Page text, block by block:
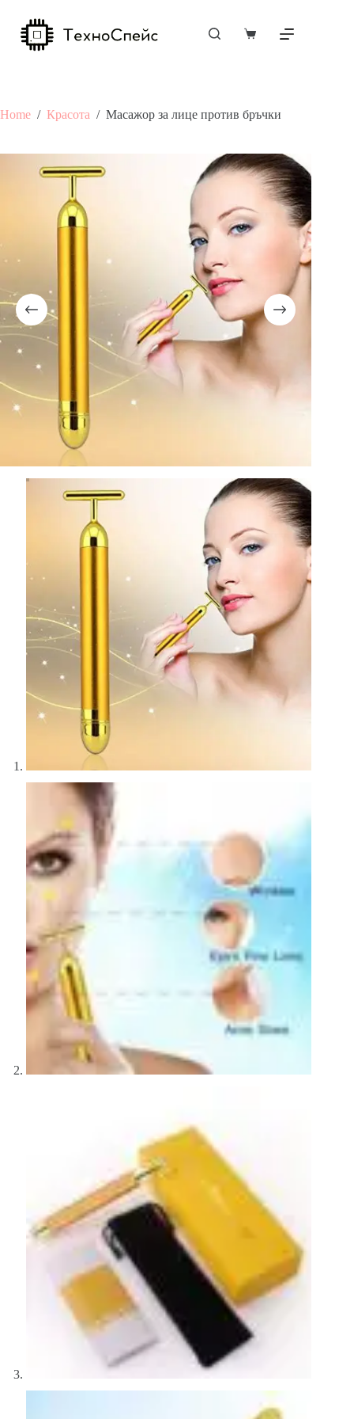
content
Shopping
Home / Красота / Масажор за лице против бръчки